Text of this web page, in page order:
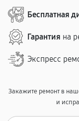
Бесплатная
Гарантия на
Экспресс
Закажите ремонт в
и